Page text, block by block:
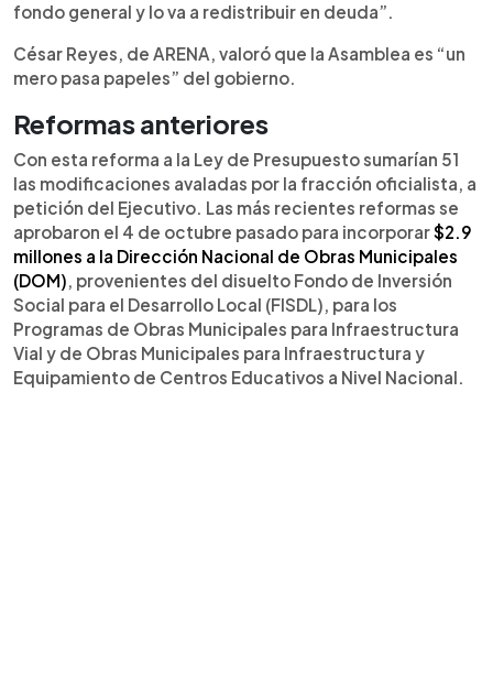
fondo general y lo va a redistribuir en deuda”.
César Reyes, de ARENA, valoró que la Asamblea es “un
mero pasa papeles” del gobierno.
Reformas anteriores
Con esta reforma a la Ley de Presupuesto sumarían 51
las modificaciones avaladas por la fracción oficialista, a
petición del Ejecutivo. Las más recientes reformas se
aprobaron el 4 de octubre pasado para incorporar$2.9
millones a la Dirección Nacional de Obras Municipales
(DOM), provenientes del disuelto Fondo de Inversión
Social para el Desarrollo Local (FISDL), para los
Programas de Obras Municipales para Infraestructura
Vial y de Obras Municipales para Infraestructura y
Equipamiento de Centros Educativos a Nivel Nacional.